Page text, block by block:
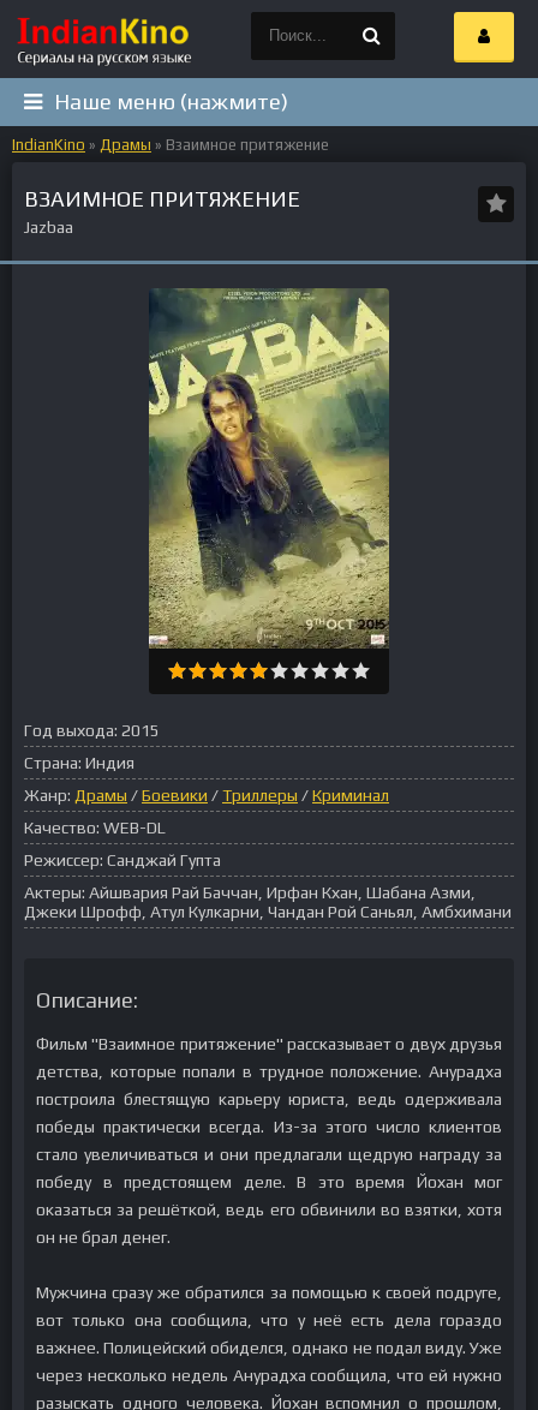
Наше меню (нажмите)
IndianKino » Драмы » Взаимное притяжение
ВЗАИМНОЕ ПРИТЯЖЕНИЕ
Jazbaa
Год выхода: 2015
Страна: Индия
Жанр: Драмы /Боевики /Триллеры /Криминал
Качество: WEB-DL
Режиссер: Санджай Гупта
Актеры: Айшвария Рай Баччан, Ирфан Кхан, Шабана Азми,
Джеки Шрофф, Атул Кулкарни, Чандан Рой Саньял, Амбхимани
Описание:
Фильм "Взаимное притяжение" рассказывает о двух друзья
детства, которые попали в трудное положение. Анурадха
построила блестящую карьеру юриста, ведь одерживала
победы практически всегда. Из-за этого число клиентов
стало увеличиваться и они предлагали щедрую награду за
победу в предстоящем деле. В это время Йохан мог
оказаться за решёткой, ведь его обвинили во взятки, хотя
он не брал денег.
Мужчина сразу же обратился за помощью к своей подруге,
вот только она сообщила, что у неё есть дела гораздо
важнее. Полицейский обиделся, однако не подал виду. Уже
через несколько недель Анурадха сообщила, что ей нужно
разыскать одного человека. Йохан вспомнил о прошлом,